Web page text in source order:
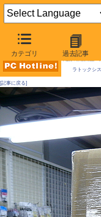
カテゴリ 過去記事
AKIBA
ラトックシ
[記事に戻る]